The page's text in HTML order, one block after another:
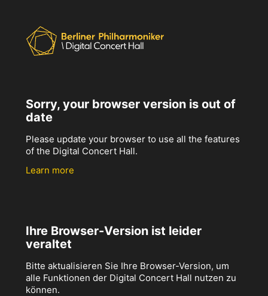
Sorry, your browser version is out of
date
Please update your browser to use all the features
of the Digital Concert Hall.
Learn more
Ihre Browser-Version ist leider
veraltet
Bitte aktualisieren Sie Ihre Browser-Version, um
alle Funktionen der Digital Concert Hall nutzen zu
können.